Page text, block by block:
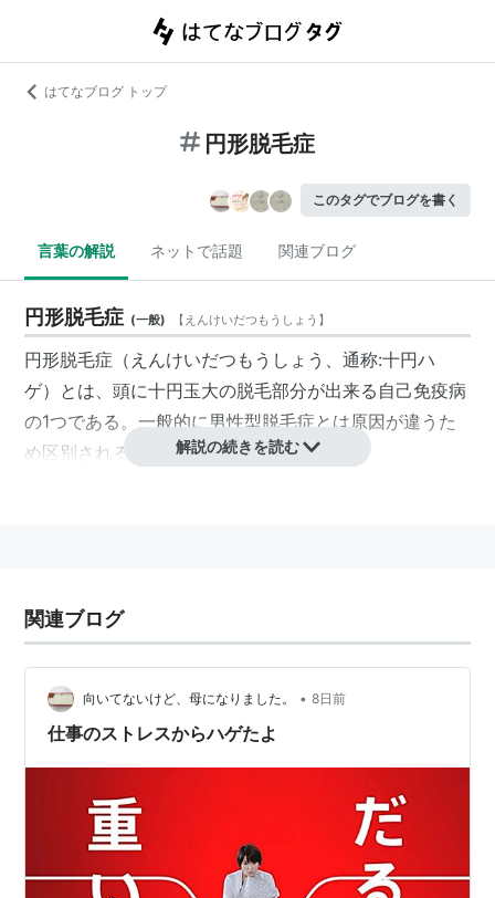
はてなブログ トップ
円形脱毛症
このタグでブログを書く
言葉の解説 ネットで話題 関連ブログ
円形脱毛症 (一般) 【 えんけいだつもうしょう 】
円形脱毛症（えんけいだつもうしょう、通称:十円ハ
ゲ）とは、頭に十円玉大の脱毛部分が出来る自己免疫病
の1つである。一般的に男性型脱毛症とは原因が違うた
め区別される事が多い。（Wikipediaより）
解説の続きを読む
関連ブログ
向いてないけど、母になりました。 • 8日前
仕事のストレスからハゲたよ